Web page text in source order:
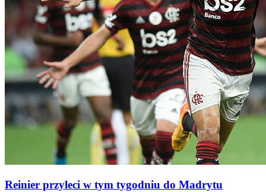
Reinier przyleci w tym tygodniu do Madrytu